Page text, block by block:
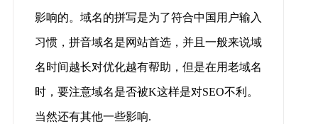
影响的。域名的拼写是为了符合中国用户输入
习惯，拼音域名是网站首选，并且一般来说域
名时间越长对优化越有帮助，但是在用老域名
时，要注意域名是否被K这样是对SEO不利。
当然还有其他一些影响.